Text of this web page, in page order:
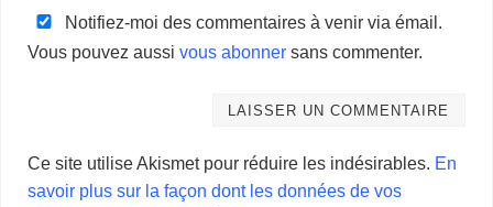
Notifiez-moi des commentaires à venir via émail.
Vous pouvez aussivous abonner sans commenter.
Ce site utilise Akismet pour réduire les indésirables. En
savoir plus sur la façon dont les données de vos